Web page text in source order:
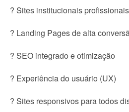
? Sites institucionais profissionais
? Landing Pages de alta
? SEO integrado e otimização
? Experiência do usuário (UX)
? Sites responsivos para todos